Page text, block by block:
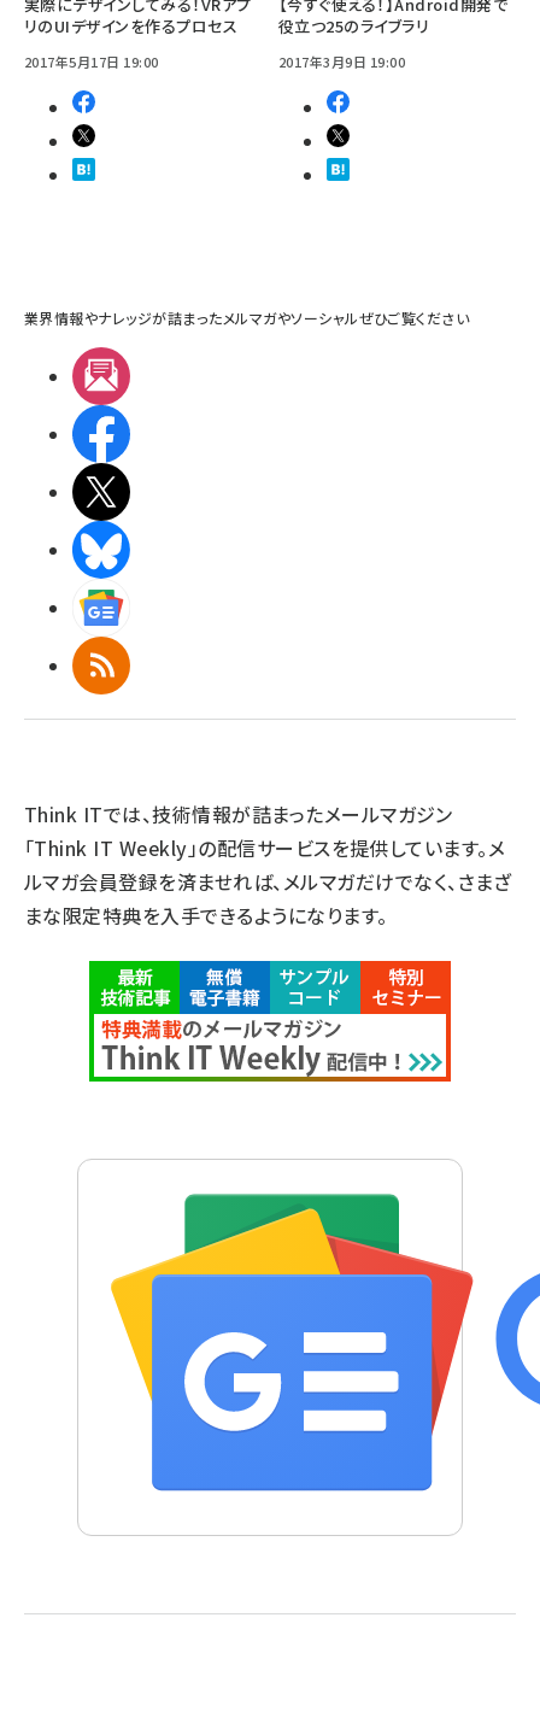
リのUIデザインを作るプロセス
2017年5月17日 19:00
役立つ25のライブラリ
2017年3月9日 19:00
業界情報やナレッジが詰まったメルマガやソーシャルぜひご覧ください
RSS
Think ITでは、技術情報が詰まったメールマガジン
「Think IT Weekly」の配信サービスを提供しています。メ
ルマガ会員登録を済ませれば、メルマガだけでなく、さまざ
まな限定特典を入手できるようになります。